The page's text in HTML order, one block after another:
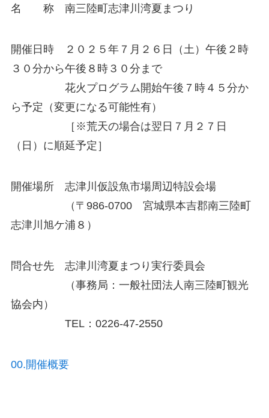
名 称 南三陸町志津川湾夏まつり
開催日時 ２０２５年７月２６日（土）午後２時
３０分から午後８時３０分まで
花火プログラム開始午後７時４５分か
ら予定（変更になる可能性有）
［※荒天の場合は翌日７月２７日
（日）に順延予定］
開催場所 志津川仮設魚市場周辺特設会場
（〒986-0700 宮城県本吉郡南三陸町
志津川旭ケ浦８）
問合せ先 志津川湾夏まつり実行委員会
（事務局：一般社団法人南三陸町観光
協会内）
TEL：0226-47-2550
00.開催概要